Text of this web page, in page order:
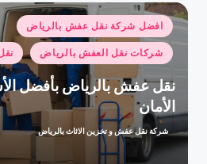
نُشر
في
افضل شركة نقل عفش بالرياض
شركات نقل العفش بالرياض
نقل عفش بالرياض بأفضل
الأمان
تمّ
بواسطة
شركة نقل عفش و تخزين الاثاث بالرياض